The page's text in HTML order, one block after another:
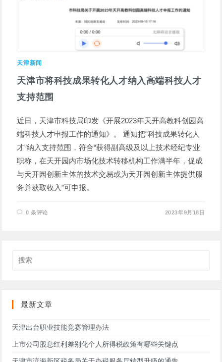
天津新闻
天津市将科技成果转化人才纳入高端科技人才
支持范围
近日，天津市科技局印发《开展2023年天开高教科创园高
端科技人才申报工作的通知》。 通知把“科技成果转化人
才”纳入支持范围，符合“获得副高级及以上技术经纪专业
职称，在天开园内市场化技术转移机构工作满半年，促成
与天开园创新主体的技术交易或为天开园创新主体提供服
务并获取收入”可申报。
0 条评论 2023年9月18日
最新文章
天津出台职业技能竞赛管理办法
上市公司股息红利差别化个人所得税政策有哪些关键点